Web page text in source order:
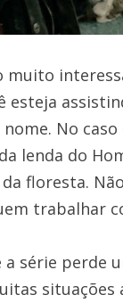
esteja
nome. No
lenda do
floresta.
trabalhar
série perde
situações